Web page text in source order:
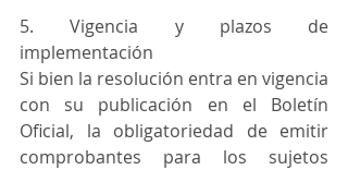
5. Vigencia y plazos de
implementación
Si bien la resolución entra en vigencia
con su publicación en el Boletín
Oficial, la obligatoriedad de emitir
comprobantes para los sujetos